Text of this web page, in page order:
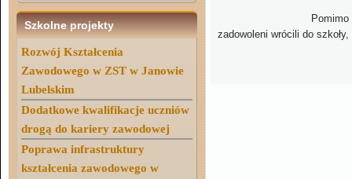
Szkolne projekty
Rozwój Kształcenia
Zawodowego w ZST w Janowie
Lubelskim
Dodatkowe kwalifikacje uczniów
drogą do kariery zawodowej
Poprawa infrastruktury
kształcenia zawodowego w
Pomimo nieco
zadowoleni wrócili do